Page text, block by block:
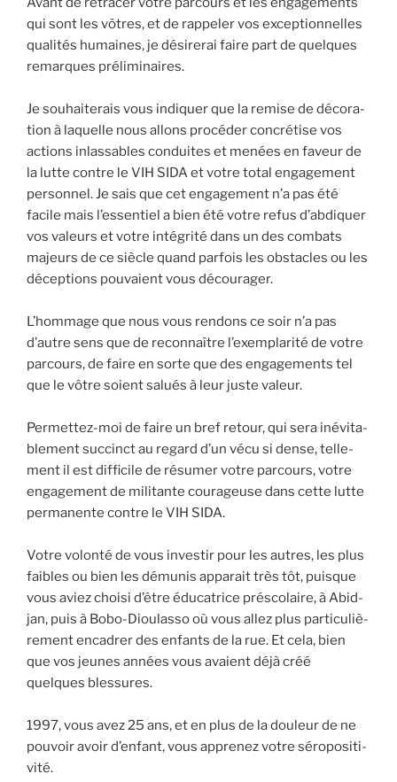
qui sont les vôtres, et de rap­pe­ler vos excep­tion­nelles
qua­li­tés humaines, je dési­re­rai faire part de quelques
remarques pré­li­mi­naires.
Je sou­hai­te­rais vous indi­quer que la remise de déco­ra­
tion à laquelle nous allons pro­cé­der concré­tise vos
actions inlas­sables conduites et menées en faveur de
la lutte contre le VIH SIDA et votre total enga­ge­ment
per­son­nel. Je sais que cet enga­ge­ment n’a pas été
facile mais l’essentiel a bien été votre refus d’abdiquer
vos valeurs et votre inté­gri­té dans un des com­bats
majeurs de ce siècle quand par­fois les obs­tacles ou les
décep­tions pou­vaient vous décou­ra­ger.
L’hommage que nous vous ren­dons ce soir n’a pas
d’autre sens que de recon­naître l’exemplarité de votre
par­cours, de faire en sorte que des enga­ge­ments tel
que le vôtre soient salués à leur juste valeur.
Per­met­tez-moi de faire un bref retour, qui sera inévi­ta­
ble­ment suc­cinct au regard d’un vécu si dense, tel­le­
ment il est dif­fi­cile de résu­mer votre par­cours, votre
enga­ge­ment de mili­tante cou­ra­geuse dans cette lutte
per­ma­nente contre le VIH SIDA.
Votre volon­té de vous inves­tir pour les autres, les plus
faibles ou bien les dému­nis appa­rait très tôt, puisque
vous aviez choi­si d’être édu­ca­trice pré­sco­laire, à Abid­
jan, puis à Bobo-Diou­las­so où vous allez plus par­ti­cu­liè­
re­ment enca­drer des enfants de la rue. Et cela, bien
que vos jeunes années vous avaient déjà créé
quelques bles­sures.
1997, vous avez 25 ans, et en plus de la dou­leur de ne
pou­voir avoir d’enfant, vous appre­nez votre séro­po­si­ti­
vi­té.